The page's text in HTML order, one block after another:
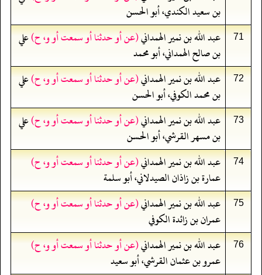
بن سعيد الكندي، أبو الحسن
71 عبد الله بن نمير الهمداني(عن أو حدثنا أو سمعت أو و، ح)علي
بن صالح الهمداني، أبو محمد
72 عبد الله بن نمير الهمداني(عن أو حدثنا أو سمعت أو و، ح)علي
بن محمد الكوفي، أبو الحسن
73 عبد الله بن نمير الهمداني(عن أو حدثنا أو سمعت أو و، ح)علي
بن مسهر القرشي، أبو الحسن
74 عبد الله بن نمير الهمداني(عن أو حدثنا أو سمعت أو و، ح)
عمارة بن زاذان الصيدلاني، أبو سلمة
75 عبد الله بن نمير الهمداني(عن أو حدثنا أو سمعت أو و، ح)
عمران بن زائدة الكوفي
76 عبد الله بن نمير الهمداني(عن أو حدثنا أو سمعت أو و، ح)
عمرو بن عثمان القرشي، أبو سعيد